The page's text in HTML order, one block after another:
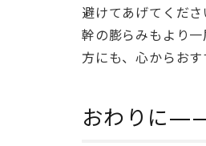
る
——
夫
さ
避けてあげてくだ
幹の膨らみもより
方にも、心からお
おわりに